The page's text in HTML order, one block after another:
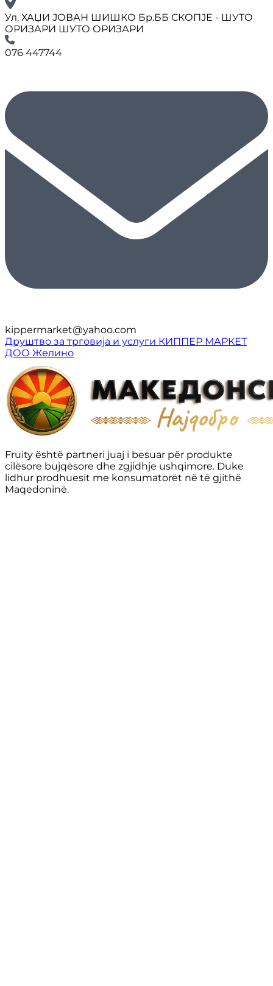
Ул. ХАЏИ ЈОВАН ШИШКО Бр.ББ СКОПЈЕ - ШУТО
ОРИЗАРИ ШУТО ОРИЗАРИ
076 447744
kippermarket@yahoo.com
Друштво за трговија и услуги КИППЕР МАРКЕТ
ДОО Желино
Fruity është partneri juaj i besuar për produkte
cilësore bujqësore dhe zgjidhje ushqimore. Duke
lidhur prodhuesit me konsumatorët në të gjithë
Maqedoninë.